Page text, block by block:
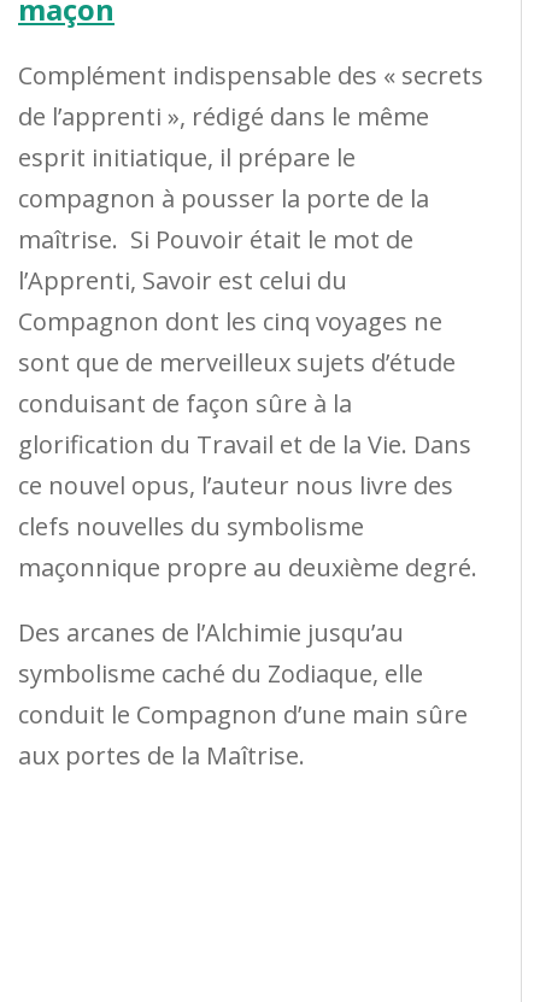
maçon
Complément indispensable des « secrets
de l’apprenti », rédigé dans le même
esprit initiatique, il prépare le
compagnon à pousser la porte de la
maîtrise. Si Pouvoir était le mot de
l’Apprenti, Savoir est celui du
Compagnon dont les cinq voyages ne
sont que de merveilleux sujets d’étude
conduisant de façon sûre à la
glorification du Travail et de la Vie. Dans
ce nouvel opus, l’auteur nous livre des
clefs nouvelles du symbolisme
maçonnique propre au deuxième degré.
Des arcanes de l’Alchimie jusqu’au
symbolisme caché du Zodiaque, elle
conduit le Compagnon d’une main sûre
aux portes de la Maîtrise.